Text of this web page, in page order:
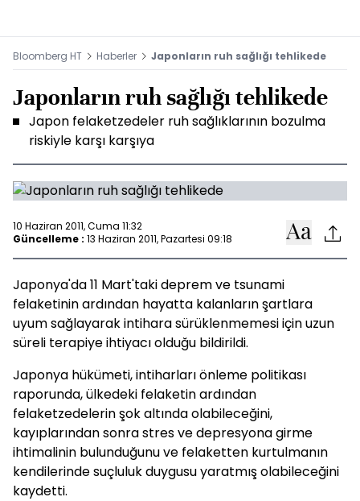
Bloomberg HT Haberler Japonların ruh sağlığı tehlikede
Japonların ruh sağlığı tehlikede
Japon felaketzedeler ruh sağlıklarının bozulma
riskiyle karşı karşıya
10 Haziran 2011, Cuma 11:32
Güncelleme : 13 Haziran 2011, Pazartesi 09:18
Japonya'da 11 Mart'taki deprem ve tsunami
felaketinin ardından hayatta kalanların şartlara
uyum sağlayarak intihara sürüklenmemesi için uzun
süreli terapiye ihtiyacı olduğu bildirildi.
Japonya hükümeti, intiharları önleme politikası
raporunda, ülkedeki felaketin ardından
felaketzedelerin şok altında olabileceğini,
kayıplarından sonra stres ve depresyona girme
ihtimalinin bulunduğunu ve felaketten kurtulmanın
kendilerinde suçluluk duygusu yaratmış olabileceğini
kaydetti.